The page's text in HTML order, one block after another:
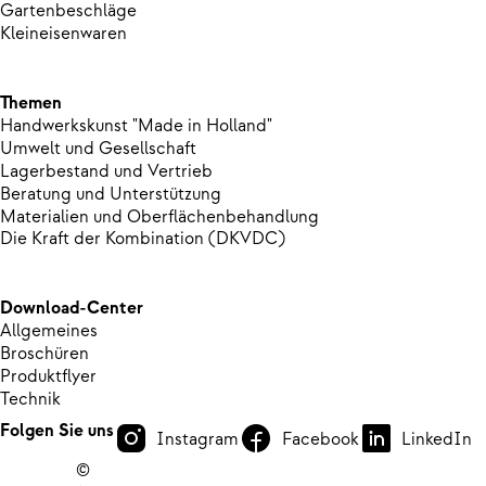
Gartenbeschläge
Kleineisenwaren
Themen
Handwerkskunst "Made in Holland"
Umwelt und Gesellschaft
Lagerbestand und Vertrieb
Beratung und Unterstützung
Materialien und Oberflächenbehandlung
Die Kraft der Kombination (DKVDC)
Download-Center
Allgemeines
Broschüren
Produktflyer
Technik
Folgen Sie uns
Instagram Facebook
LinkedIn
©